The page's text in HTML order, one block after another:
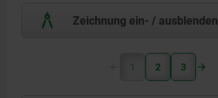
Zeichnung ein- / ausblenden
1 2 3